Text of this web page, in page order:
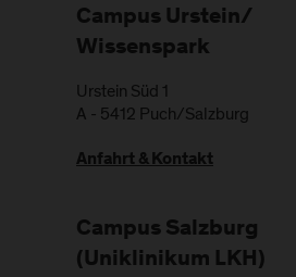
Campus Urstein/
Wissenspark
Urstein Süd 1
A - 5412 Puch/Salzburg
Anfahrt & Kontakt
Campus Salzburg
(Uniklinikum LKH)